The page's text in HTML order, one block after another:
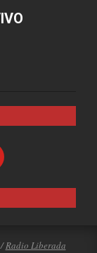
/Radio Liberada